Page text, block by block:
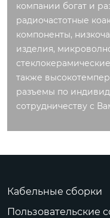
компании богат и
радиочастотные
компоненты,
изделия,
также
разъемы по
сотрудничеству с
Кабельные сборки
Пользовательские